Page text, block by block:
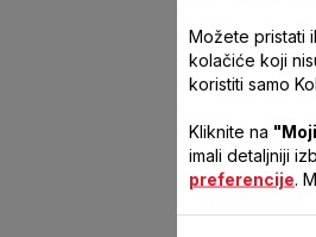
Možete pristati
kolačiće koji
koristiti samo
Kliknite na
imali detaljniji
preferencije .